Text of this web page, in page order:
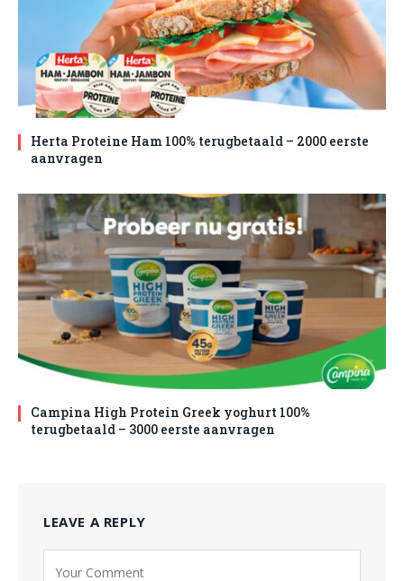
Herta Proteine Ham 100% terugbetaald – 2000 eerste
aanvragen
Campina High Protein Greek yoghurt 100%
terugbetaald – 3000 eerste aanvragen
LEAVE A REPLY